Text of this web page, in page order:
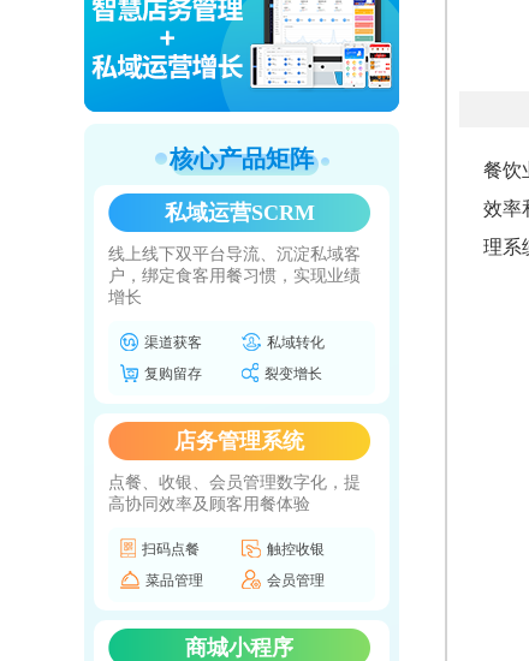
核心产品矩阵
私域运营SCRM
线上线下双平台导流、沉淀私域客
户，绑定食客用餐习惯，实现业绩
增长
渠道获客
私域转化
复购留存
裂变增长
店务管理系统
点餐、收银、会员管理数字化，提
高协同效率及顾客用餐体验
扫码点餐
触控收银
菜品管理
会员管理
商城小程序
餐饮
效率
理系